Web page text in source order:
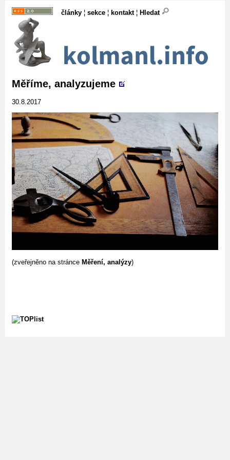
články ¦ sekce ¦ kontakt¦ Hledat
Měříme, analyzujeme
30.8.2017
(zveřejněno na stránce Měření, analýzy)